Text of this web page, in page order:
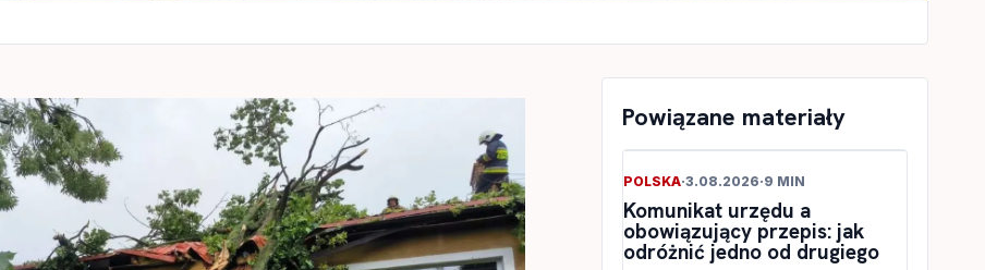
Powiązane materiały
POLSKA·3.08.2026·9 MIN
Komunikat urzędu a
obowiązujący przepis: jak
odróżnić jedno od drugiego